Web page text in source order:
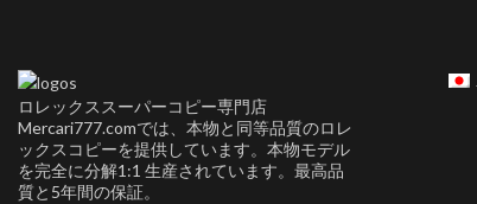
ロレックススーパーコピー専門店
Mercari777.comでは、本物と同等品質のロレ
ックスコピーを提供しています。本物モデル
を完全に分解1:1 生産されています。最高品
質と5年間の保証。